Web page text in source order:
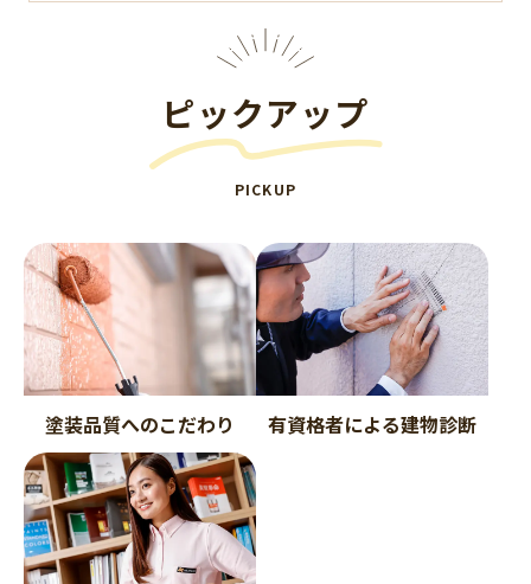
ピックアップ
PICKUP
塗装品質へのこだわり 有資格者による建物診断